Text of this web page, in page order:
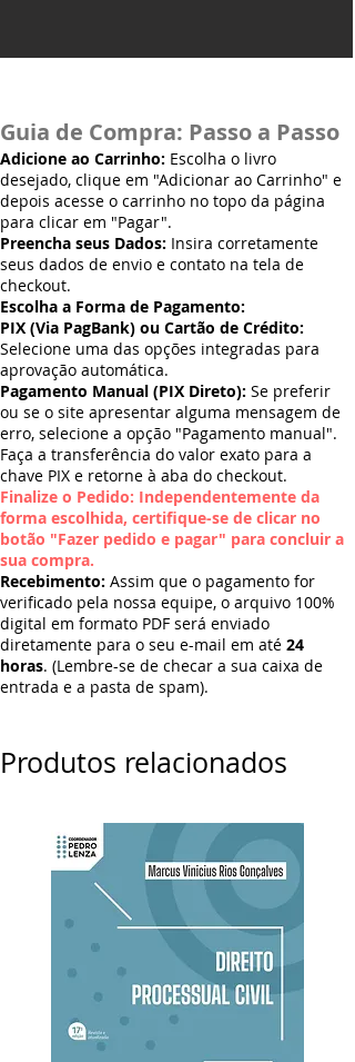
Guia de Compra: Passo a Passo
Adicione ao Carrinho: Escolha o livro
desejado, clique em "Adicionar ao Carrinho" e
depois acesse o carrinho no topo da página
para clicar em "Pagar".
Preencha seus Dados: Insira corretamente
seus dados de envio e contato na tela de
checkout.
Escolha a Forma de Pagamento:
PIX (Via PagBank) ou Cartão de Crédito:
Selecione uma das opções integradas para
aprovação automática.
Pagamento Manual (PIX Direto): Se preferir
ou se o site apresentar alguma mensagem de
erro, selecione a opção "Pagamento manual".
Faça a transferência do valor exato para a
chave PIX e retorne à aba do checkout.
Finalize o Pedido: Independentemente da
forma escolhida, certifique-se de clicar no
botão "Fazer pedido e pagar" para concluir a
sua compra.
Recebimento: Assim que o pagamento for
verificado pela nossa equipe, o arquivo 100%
digital em formato PDF será enviado
diretamente para o seu e-mail em até 24
horas. (Lembre-se de checar a sua caixa de
entrada e a pasta de spam).
Produtos relacionados